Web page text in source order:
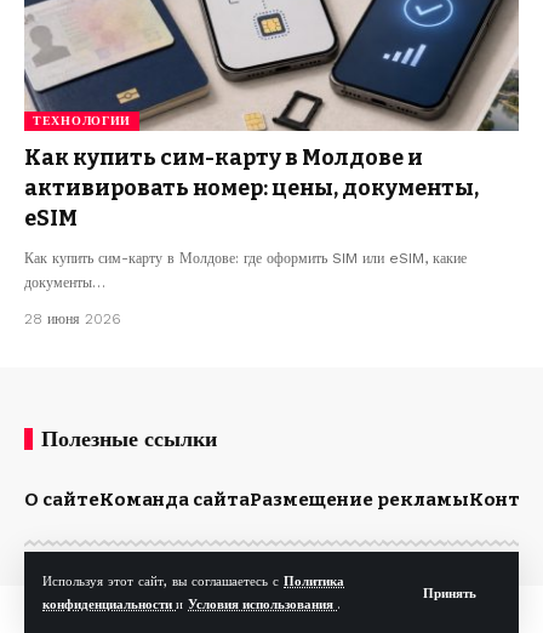
Используя этот сайт, вы соглашаетесь с Политика
конфиденциальности и Условия использования .
Принять
ТЕХНОЛОГИИ
Как купить сим-карту в Молдове и
активировать номер: цены, документы,
eSIM
Как купить сим-карту в Молдове: где оформить SIM или eSIM, какие
документы…
28 июня 2026
Полезные ссылки
О сайтеКоманда сайтаРазмещение рекламы
© Kp.md. Все права защищены.